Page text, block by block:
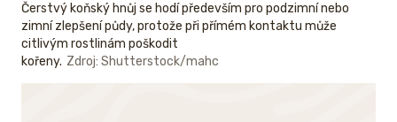
Čerstvý koňský hnůj se hodí především pro podzimní nebo
zimní zlepšení půdy, protože při přímém kontaktu může
citlivým rostlinám poškodit
kořeny. Zdroj: Shutterstock/mahc